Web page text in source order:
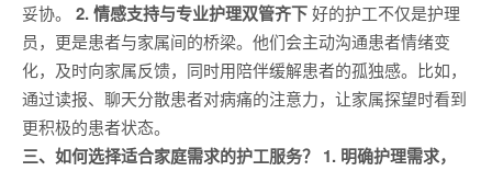
妥协。 2. 情感支持与专业护理双管齐下好的护工不仅是护理
员，更是患者与家属间的桥梁。他们会主动沟通患者情绪变
化，及时向家属反馈，同时用陪伴缓解患者的孤独感。比如，
通过读报、聊天分散患者对病痛的注意力，让家属探望时看到
更积极的患者状态。
三、如何选择适合家庭需求的护工服务？ 1. 明确护理需求，